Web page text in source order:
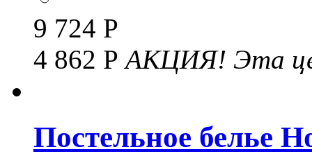
9 724 Р
4 862 РАКЦИЯ! Эта
Постельное белье